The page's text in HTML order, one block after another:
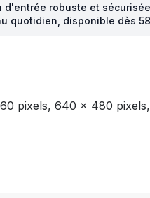
robuste et
quotidien, disponible dès
pixels, 640 x 480